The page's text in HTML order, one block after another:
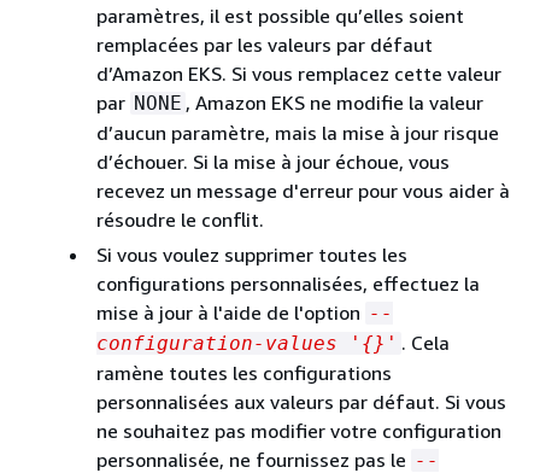
paramètres, il est possible qu’elles soient
remplacées par les valeurs par défaut
d’Amazon EKS. Si vous remplacez cette valeur
par NONE , Amazon EKS ne modifie la valeur
d’aucun paramètre, mais la mise à jour risque
d’échouer. Si la mise à jour échoue, vous
recevez un message d'erreur pour vous aider à
résoudre le conflit.
Si vous voulez supprimer toutes les
configurations personnalisées, effectuez la
mise à jour à l'aide de l'option --
configuration-values ' {}' . Cela
ramène toutes les configurations
personnalisées aux valeurs par défaut. Si vous
ne souhaitez pas modifier votre configuration
personnalisée, ne fournissez pas le --